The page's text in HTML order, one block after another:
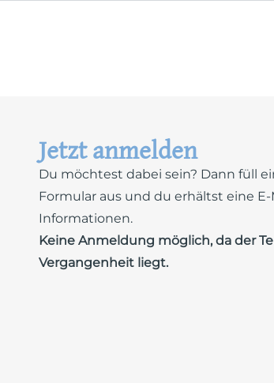
Jetzt anmelden
Du möchtest dabei sein? Dann füll
Formular aus und du erhältst eine
Informationen.
Keine Anmeldung möglich, da der
Vergangenheit liegt.